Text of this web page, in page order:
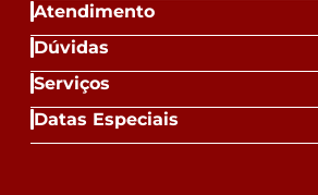
Atendimento
Dúvidas
Serviços
Datas Especiais